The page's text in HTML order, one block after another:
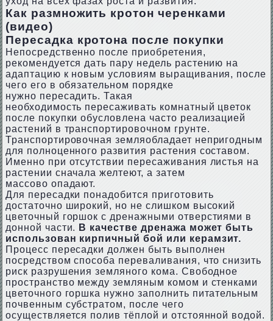
Как размножить кротон черенками
(видео)
Пересадка кротона после покупки
Непосредственно после приобретения,
рекомендуется дать пару недель растению на
адаптацию к новым условиям выращивания, после
чего его в обязательном порядке
нужно пересадить. Такая
необходимость пересаживать комнатный цветок
после покупки обусловлена часто реализацией
растений в транспортировочном грунте.
Транспортировочная земляобладает непригодным
для полноценного развития растения составом.
Именно при отсутствии пересаживания листья на
растении сначала желтеют, а затем
массово опадают.
Для пересадки понадобится приготовить
достаточно широкий, но не слишком высокий
цветочный горшок с дренажными отверстиями в
донной части. В качестве дренажа может быть
использован кирпичный бой или керамзит.
Процесс пересадки должен быть выполнен
посредством способа переваливания, что снизить
риск разрушения земляного кома. Свободное
пространство между земляным комом и стенками
цветочного горшка нужно заполнить питательным
почвенным субстратом, после чего
осуществляется полив тёплой и отстоянной водой.